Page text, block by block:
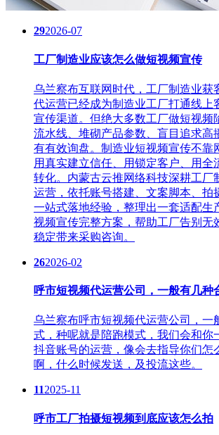
292026-07
工厂制造业应该怎么做短视频宣传
乌兰察布互联网时代，工厂制造业获
代运营​已经成为制造业工厂打通线上
宣传渠道。但绝大多数工厂做短视频
流水线、堆砌产品参数、盲目追求高
有有效询盘。制造业短视频宣传不靠
用真实建立信任、用锁定客户、用全
转化。内蒙古云推网络科技深耕工厂
运营，依托账号搭建、文案脚本、拍
一站式落地经验，整理出一套适配生
视频宣传完整方案，帮助工厂告别无
稳定带来采购咨询。
262026-02
呼市短视频代运营公司，一般有几种
乌兰察布呼市短视频代运营公司，一
式，种呢就是陪跑模式，我们会和你
抖音账号的运营，像会去指导你们怎
啊，什么时候发送，及投流这些。
112025-11
呼市工厂拍摄短视频到底应该怎么拍